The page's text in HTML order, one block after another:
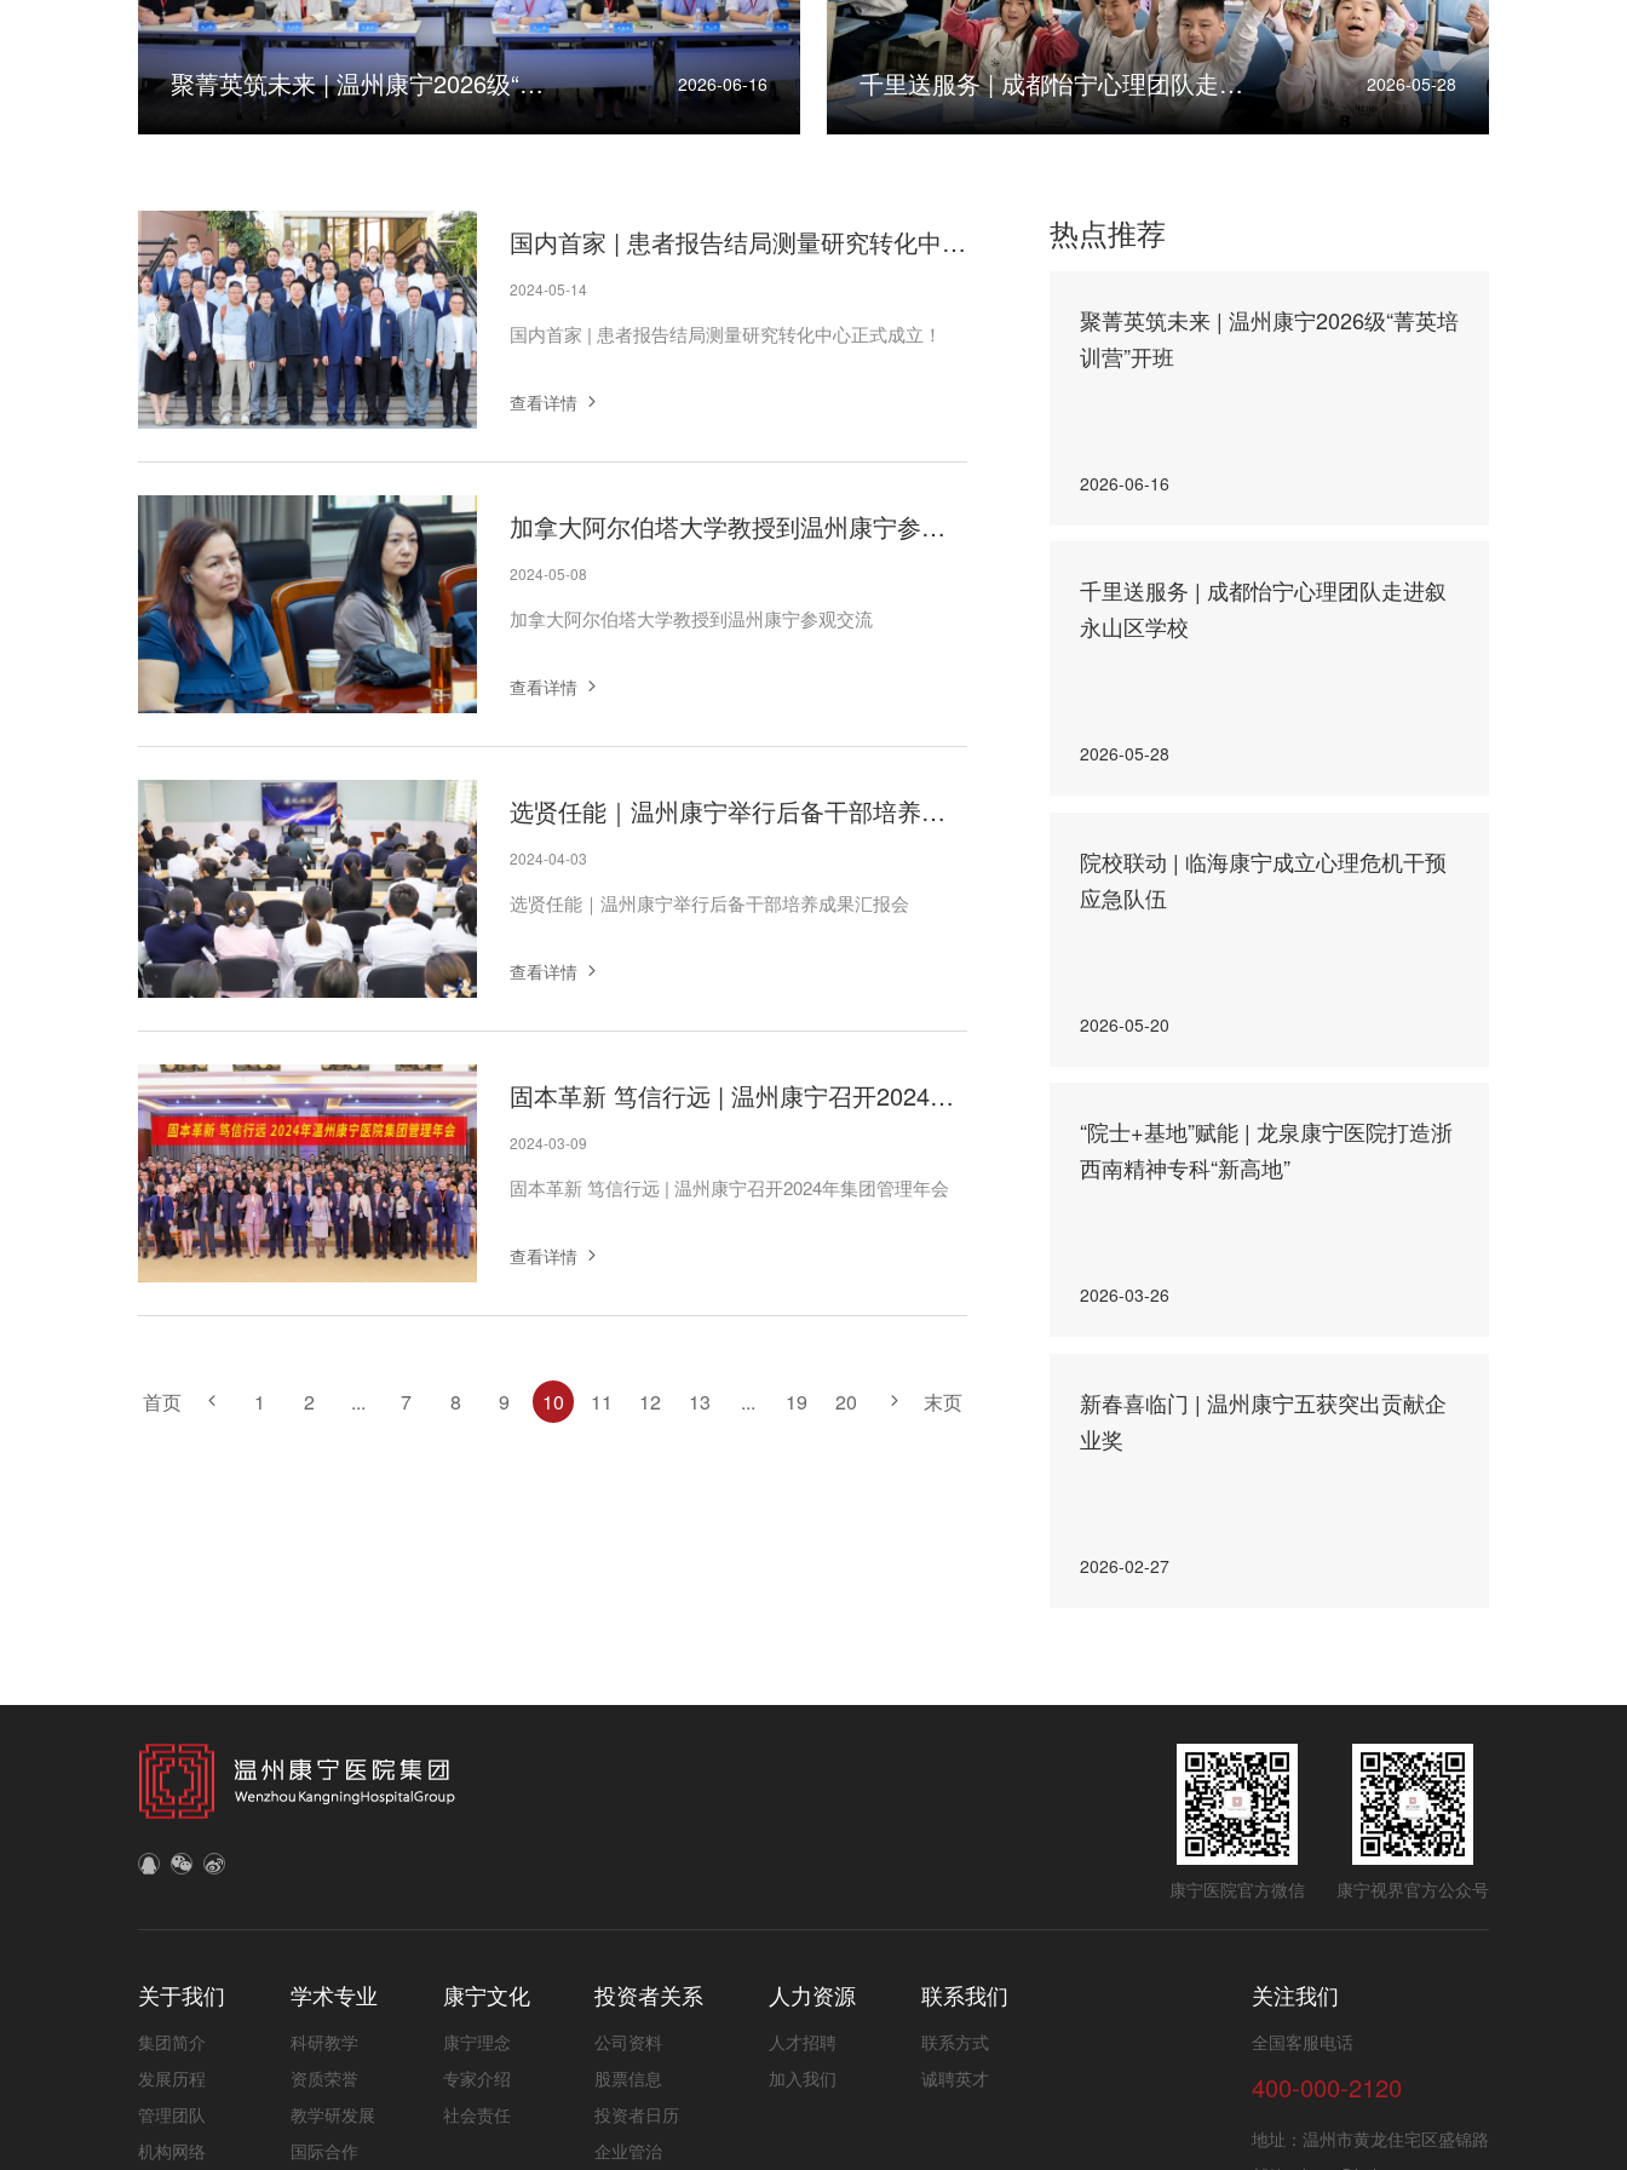
聚菁英筑未来 | 温州康宁2026级“菁英培训营”开班 2026-06-16 千里送服务 | 成都怡宁心理团队走进叙永山区学校 2026-05-28
国内首家 | 患者报告结局测量研究转化中心正式成立！
2024-05-14
国内首家 | 患者报告结局测量研究转化中心正式成立！
查看详情
加拿大阿尔伯塔大学教授到温州康宁参观交流
2024-05-08
加拿大阿尔伯塔大学教授到温州康宁参观交流
查看详情
选贤任能｜温州康宁举行后备干部培养成果汇报会
2024-04-03
选贤任能｜温州康宁举行后备干部培养成果汇报会
查看详情
固本革新 笃信行远 | 温州康宁召开2024年集团管理年会
2024-03-09
固本革新 笃信行远 | 温州康宁召开2024年集团管理年会
查看详情
首页 1 2 ... 7 8 9 10 11 12 13 ... 19 20 末页
热点推荐
聚菁英筑未来 | 温州康宁2026级“菁英培
训营”开班
2026-06-16
千里送服务 | 成都怡宁心理团队走进叙
永山区学校
2026-05-28
院校联动 | 临海康宁成立心理危机干预
应急队伍
2026-05-20
“院士+基地”赋能 | 龙泉康宁医院打造浙
西南精神专科“新高地”
2026-03-26
新春喜临门 | 温州康宁五获突出贡献企
业奖
2026-02-27
康宁医院官方微信 康宁视界官方公众号
关于我们
集团简介
发展历程
管理团队
机构网络
学术专业
科研教学
资质荣誉
教学研发展
国际合作
康宁文化
康宁理念
专家介绍
社会责任
投资者关系
公司资料
股票信息
投资者日历
企业管治
人力资源
人才招聘
加入我们
联系我们
联系方式
诚聘英才
关注我们
全国客服电话
400-000-2120
地址：温州市黄龙住宅区盛锦路